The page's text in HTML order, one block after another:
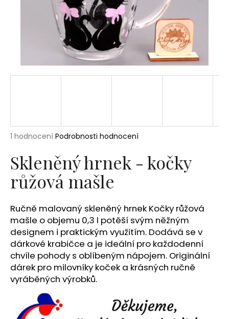
Průměrné
produktu
je
hvězdiček.
1 hodnocení Podrobnosti hodnocení
Skleněný hrnek - kočky
růžová mašle
Ručně malovaný skleněný hrnek Kočky růžová
mašle o objemu 0,3 l potěší svým něžným
designem i praktickým využitím. Dodává se v
dárkové krabičce a je ideální pro každodenní
chvíle pohody s oblíbeným nápojem. Originální
dárek pro milovníky koček a krásných ručně
vyráběných výrobků.
D
p
r
u
č
u
j
e
m